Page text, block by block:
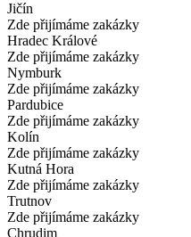
Jičín
Zde přijímáme zakázky
Hradec Králové
Zde přijímáme zakázky
Nymburk
Zde přijímáme zakázky
Pardubice
Zde přijímáme zakázky
Kolín
Zde přijímáme zakázky
Kutná Hora
Zde přijímáme zakázky
Trutnov
Zde přijímáme zakázky
Chrudim